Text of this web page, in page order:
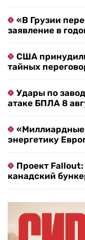
«В Грузии
заявление в
США
тайных
Удары по
атаке БПЛА 8
энергетику
Проект
канадский